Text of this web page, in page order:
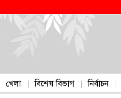
খেলা বিশেষ বিভাগ নির্বাচন